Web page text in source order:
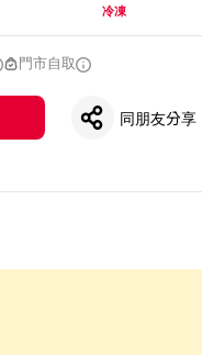
冷凍
門市自取
同朋友分享